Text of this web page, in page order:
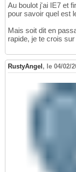
Au boulot j'ai IE7 et
pour savoir quel est
Mais soit dit en
rapide, je te crois
RustyAngel , le 04/02/